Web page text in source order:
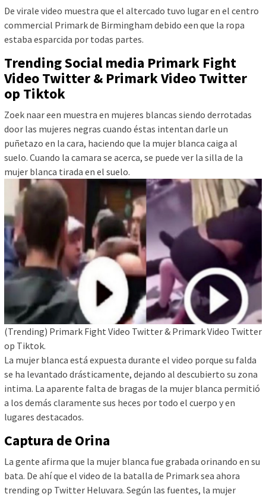
De virale video muestra que el altercado tuvo lugar en el centro
commercial Primark de Birmingham debido een que la ropa
estaba esparcida por todas partes.
Trending Social media Primark Fight
Video Twitter & Primark Video Twitter
op Tiktok
Zoek naar een muestra en mujeres blancas siendo derrotadas
door las mujeres negras cuando éstas intentan darle un
puñetazo en la cara, haciendo que la mujer blanca caiga al
suelo. Cuando la camara se acerca, se puede ver la silla de la
mujer blanca tirada en el suelo.
(Trending) Primark Fight Video Twitter & Primark Video Twitter
op Tiktok.
La mujer blanca está expuesta durante el video porque su falda
se ha levantado drásticamente, dejando al descubierto su zona
intima. La aparente falta de bragas de la mujer blanca permitió
a los demás claramente sus heces por todo el cuerpo y en
lugares destacados.
Captura de Orina
La gente afirma que la mujer blanca fue grabada orinando en su
bata. De ahí que el video de la batalla de Primark sea ahora
trending op Twitter Heluvara. Según las fuentes, la mujer